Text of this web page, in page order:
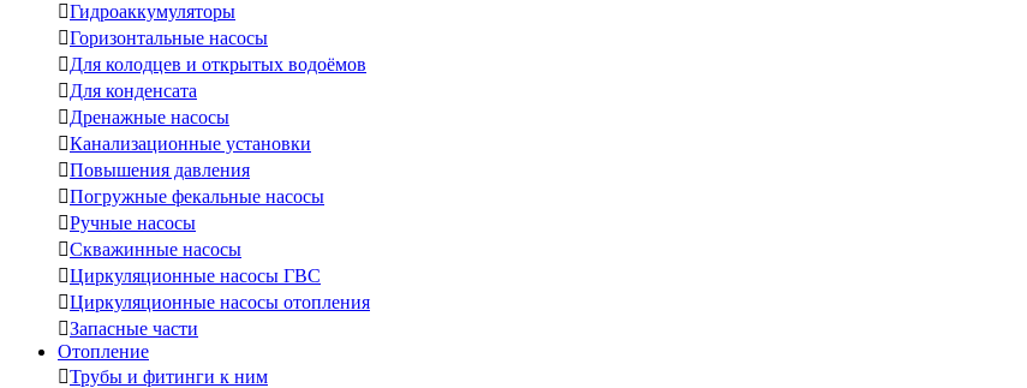
Гидроаккумуляторы
Горизонтальные насосы
Для колодцев и открытых водоёмов
Для конденсата
Дренажные насосы
Канализационные установки
Повышения давления
Погружные фекальные насосы
Ручные насосы
Скважинные насосы
Циркуляционные насосы ГВС
Циркуляционные насосы отопления
Запасные части
Отопление
Трубы и фитинги к ним